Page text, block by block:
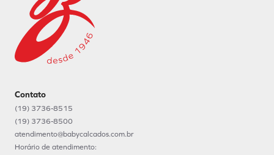
Contato
(19) 3736-8515
(19) 3736-8500
atendimento@babycalcados.com.br
Horário de atendimento: